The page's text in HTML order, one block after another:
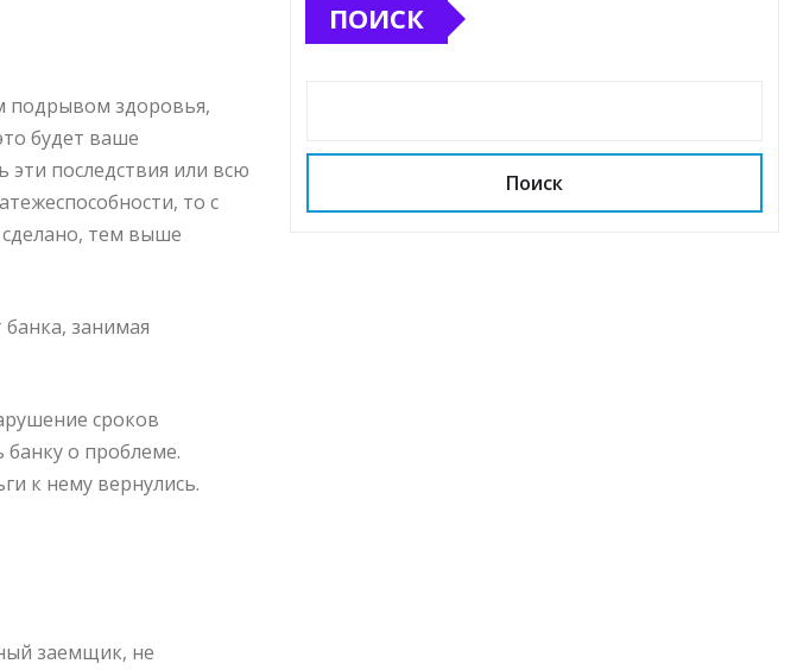
подрывом здоровья,
будет ваше
последствия или всю
то с
тем выше
банка, занимая
сроков
о проблеме.
к нему вернулись.
заемщик, не
ПОИСК
Поиск